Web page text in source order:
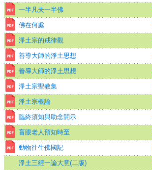
一半凡夫一半佛
佛在何處
淨土宗的戒律觀
善導大師的淨土思想
善導大師的淨土思想
淨土宗聖教集
淨土宗概論
臨終須知與助念開示
盲眼老人預知時至
動物往生佛國記
淨土三經一論大意(二版)